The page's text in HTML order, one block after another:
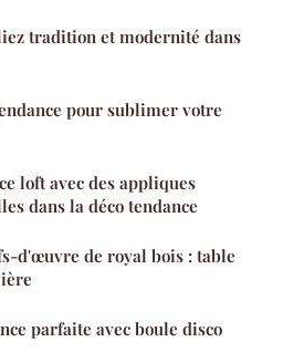
tradition et modernité dans
pour sublimer votre
loft avec des appliques
dans la déco tendance
d'œuvre de royal bois : table
parfaite avec boule disco